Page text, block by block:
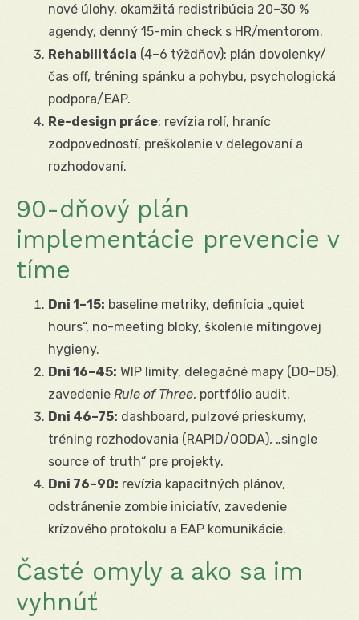
nové úlohy, okamžitá redistribúcia 20–30 %
agendy, denný 15-min check s HR/mentorom.
Rehabilitácia (4–6 týždňov): plán dovolenky/
čas off, tréning spánku a pohybu, psychologická
podpora/EAP.
Re-design práce: revízia rolí, hraníc
zodpovedností, preškolenie v delegovaní a
rozhodovaní.
90-dňový plán
implementácie prevencie v
tíme
Dni 1–15: baseline metriky, definícia „quiet
hours“, no-meeting bloky, školenie mítingovej
hygieny.
Dni 16–45: WIP limity, delegačné mapy (D0–D5),
zavedenie Rule of Three, portfólio audit.
Dni 46–75: dashboard, pulzové prieskumy,
tréning rozhodovania (RAPID/OODA), „single
source of truth“ pre projekty.
Dni 76–90: revízia kapacitných plánov,
odstránenie zombie iniciatív, zavedenie
krízového protokolu a EAP komunikácie.
Časté omyly a ako sa im
vyhnúť